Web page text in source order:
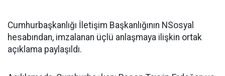
Cumhurbaşkanlığı İletişim Başkanlığının NSosyal
hesabından, imzalanan üçlü anlaşmaya ilişkin ortak
açıklama paylaşıldı.